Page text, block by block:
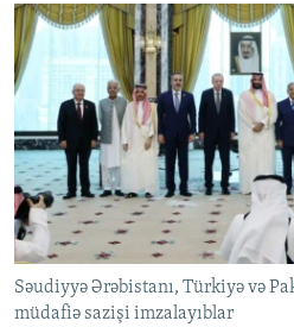
Səudiyyə Ərəbistanı, Türkiyə və
müdafiə sazişi imzalayıblar